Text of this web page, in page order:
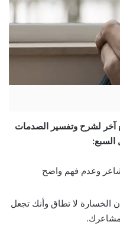
آخر لشرح وتفسير الصدمات
السبع:
وعدم فهم واضح
الخسارة لا تطاق وأنك تجعل
مشاعرك.